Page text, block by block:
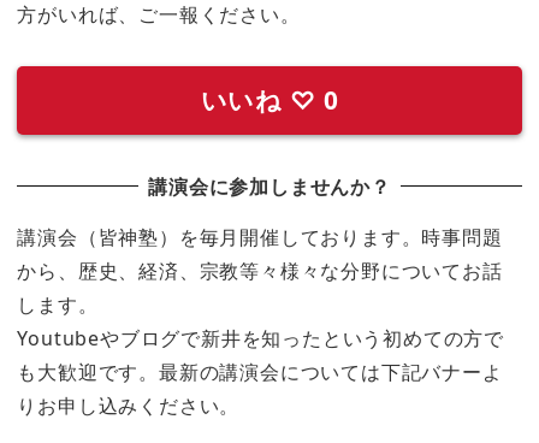
方がいれば、ご一報ください。
いいね ♡ 0
講演会に参加しませんか？
講演会（皆神塾）を毎月開催しております。時事問題
から、歴史、経済、宗教等々様々な分野についてお話
します。
Youtubeやブログで新井を知ったという初めての方で
も大歓迎です。最新の講演会については下記バナーよ
りお申し込みください。